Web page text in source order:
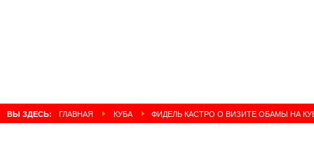
ВЫ ЗДЕСЬ: ГЛАВНАЯ КУБА ФИДЕЛЬ КАСТРО О ВИЗИТЕ ОБАМЫ НА